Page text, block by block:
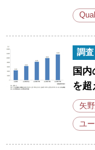
調
国
を超
矢
ユ